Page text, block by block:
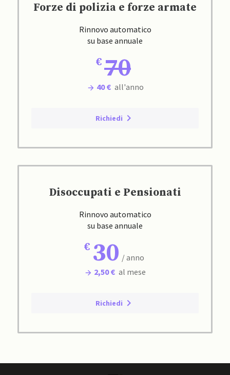
Forze di polizia e forze armate
Rinnovo automatico
su base annuale
70
40 € all'anno
Richiedi
Disoccupati e Pensionati
Rinnovo automatico
su base annuale
30 / anno
2,50 € al mese
Richiedi